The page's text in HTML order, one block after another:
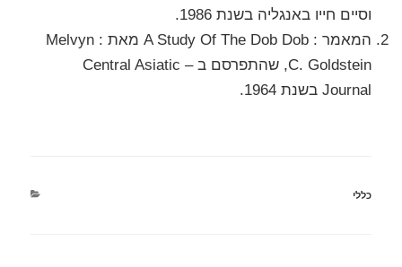
וסיים חייו באנגליה בשנת 1986.
המאמר : A Study Of The Dob Dob מאת : Melvyn
C. Goldstein, שהתפרסם ב – Central Asiatic
Journal בשנת 1964.
כללי